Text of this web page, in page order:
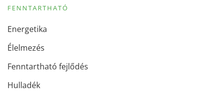
FENNTARTHATÓ
Energetika
Élelmezés
Fenntartható fejlődés
Hulladék